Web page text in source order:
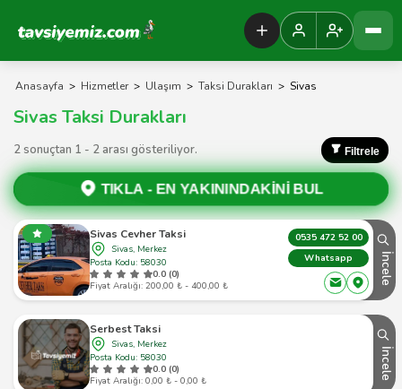
Tavsiyemiz Anasayfa
Anasayfa > Hizmetler > Ulaşım > Taksi Durakları > Sivas
Sivas Taksi Durakları
2 sonuçtan 1 - 2 arası gösteriliyor. Filtrele
TIKLA - EN YAKININDAKİNİ BUL
Sivas Cevher Taksi
Sivas, Merkez
Posta Kodu: 58030
0.0 (0)
Fiyat Aralığı: 200,00 ₺ - 400,00 ₺
0535 472 52 00
Whatsapp
İncele
Serbest Taksi
Sivas, Merkez
Posta Kodu: 58030
0.0 (0)
Fiyat Aralığı: 0,00 ₺ - 0,00 ₺
İncele